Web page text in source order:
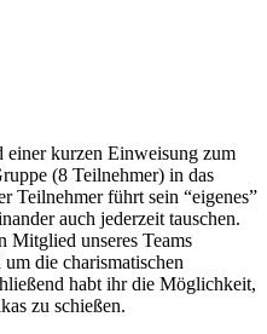
kurzen Einweisung zum
(8 Teilnehmer) in das
Teilnehmer führt sein “eigenes”
auch jederzeit tauschen.
Mitglied unseres Teams
die charismatischen
habt ihr die Möglichkeit,
zu schießen.